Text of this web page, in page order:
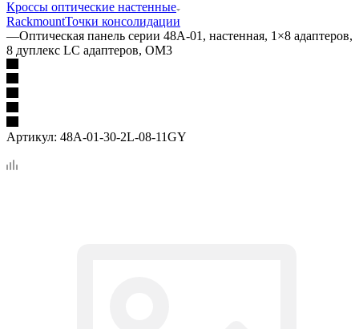
Кроссы оптические настенные
RackmountТочки консолидации
—Оптическая панель серии 48A-01, настенная, 1×8 адаптеров,
8 дуплекс LC адаптеров, OM3
Артикул: 48A-01-30-2L-08-11GY